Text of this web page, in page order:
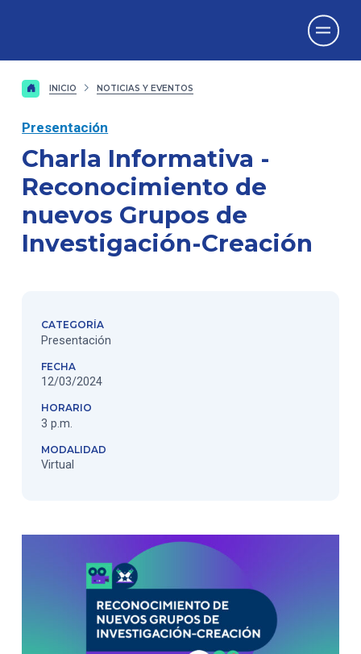
INICIO NOTICIAS Y EVENTOS
Presentación
Charla Informativa -
Reconocimiento de
nuevos Grupos de
Investigación-Creación
CATEGORÍA
Presentación
FECHA
12/03/2024
HORARIO
3 p.m.
MODALIDAD
Virtual